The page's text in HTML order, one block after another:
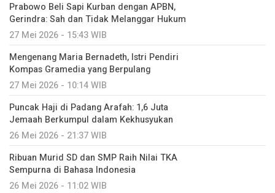
Prabowo Beli Sapi Kurban dengan APBN,
Gerindra: Sah dan Tidak Melanggar Hukum
27 Mei 2026 - 15:43 WIB
Mengenang Maria Bernadeth, Istri Pendiri
Kompas Gramedia yang Berpulang
27 Mei 2026 - 10:14 WIB
Puncak Haji di Padang Arafah: 1,6 Juta
Jemaah Berkumpul dalam Kekhusyukan
26 Mei 2026 - 21:37 WIB
Ribuan Murid SD dan SMP Raih Nilai TKA
Sempurna di Bahasa Indonesia
26 Mei 2026 - 11:02 WIB